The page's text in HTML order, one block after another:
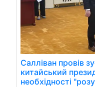
Салліван провів
китайський
необхідності